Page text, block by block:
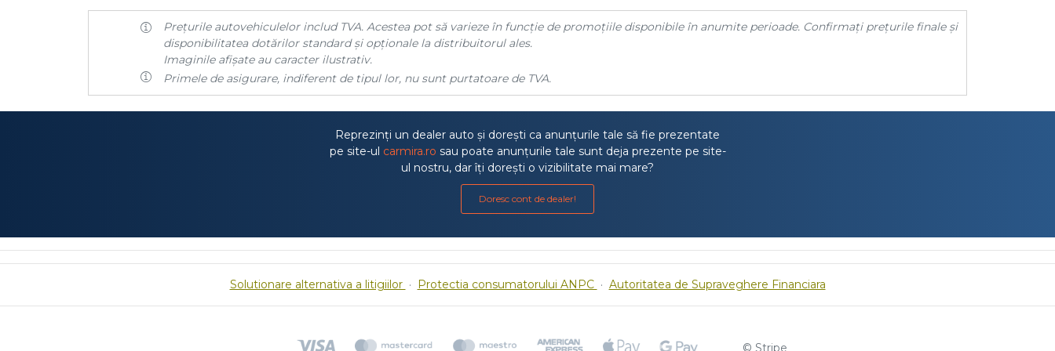
Prețurile autovehiculelor includ TVA. Acestea pot să varieze în funcție de promoțiile disponibile în anumite perioade. Confirmați prețurile finale și
disponibilitatea dotărilor standard și opționale la distribuitorul ales.
Imaginile afișate au caracter ilustrativ.
Primele de asigurare, indiferent de tipul lor, nu sunt purtatoare de TVA.
Reprezinți un dealer auto și dorești ca anunțurile tale să fie prezentate
pe site-ul carmira.ro sau poate anunțurile tale sunt deja prezente pe site-
ul nostru, dar îți dorești o vizibilitate mai mare?
Doresc cont de dealer!
Solutionare alternativa a litigiilor · Protectia consumatorului ANPC · Autoritatea de Supraveghere Financiara
© Stripe